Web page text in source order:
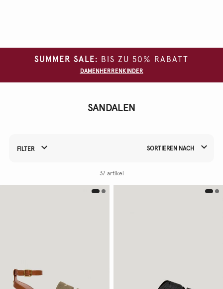
SUMMER SALE: BIS ZU 50% RABATT
DAMEN HERREN KINDER
SANDALEN
Filtern Sie Ihre Ergebnisse nach:
GRÖSSE
FILTER SORTIEREN NACH
37 artikel